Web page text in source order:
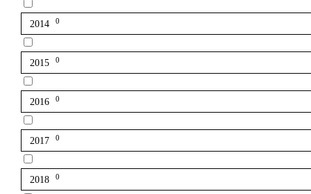
2014 0
2015 0
2016 0
2017 0
2018 0